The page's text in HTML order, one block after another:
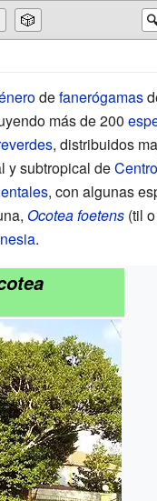
🎲
defanerógamas
más de 200
, distribuidos
y subtropical deCentro
, con algunas
Ocotea foetens (til
.